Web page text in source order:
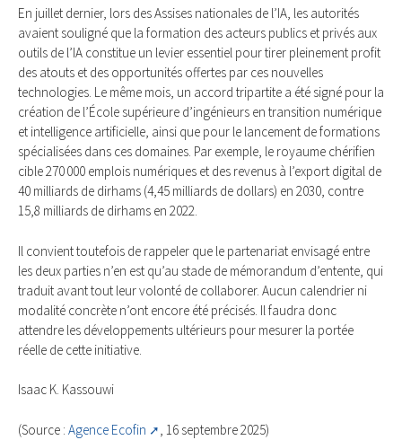
En juillet dernier, lors des Assises nationales de l’IA, les autorités
avaient souligné que la formation des acteurs publics et privés aux
outils de l’IA constitue un levier essentiel pour tirer pleinement profit
des atouts et des opportunités offertes par ces nouvelles
technologies. Le même mois, un accord tripartite a été signé pour la
création de l’École supérieure d’ingénieurs en transition numérique
et intelligence artificielle, ainsi que pour le lancement de formations
spécialisées dans ces domaines. Par exemple, le royaume chérifien
cible 270 000 emplois numériques et des revenus à l’export digital de
40 milliards de dirhams (4,45 milliards de dollars) en 2030, contre
15,8 milliards de dirhams en 2022.
Il convient toutefois de rappeler que le partenariat envisagé entre
les deux parties n’en est qu’au stade de mémorandum d’entente, qui
traduit avant tout leur volonté de collaborer. Aucun calendrier ni
modalité concrète n’ont encore été précisés. Il faudra donc
attendre les développements ultérieurs pour mesurer la portée
réelle de cette initiative.
Isaac K. Kassouwi
(Source : Agence Ecofin , 16 septembre 2025)